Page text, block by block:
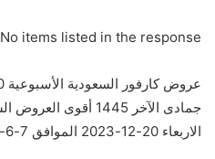
No items listed in the response.
جمادى الآخر 1445 أقوى العروض الشتوية. تابعوا
الاربعاء 20-12-2023 الموافق 7-6-1445